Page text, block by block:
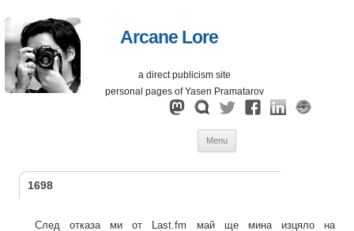
Arcane Lore
a direct publicism site
personal pages of Yasen Pramatarov
Menu
1698
След отказа ми от Last.fm май ще мина изцяло на